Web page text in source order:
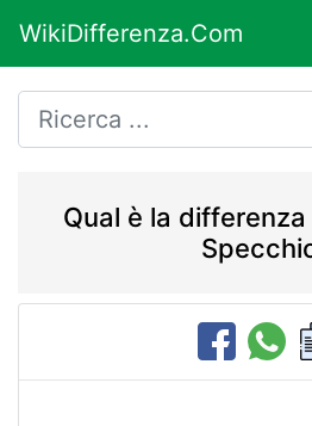
WikiDifferenza.Com
Qual è la